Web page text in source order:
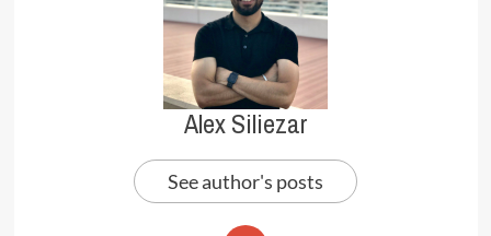
Alex Siliezar
See author's posts